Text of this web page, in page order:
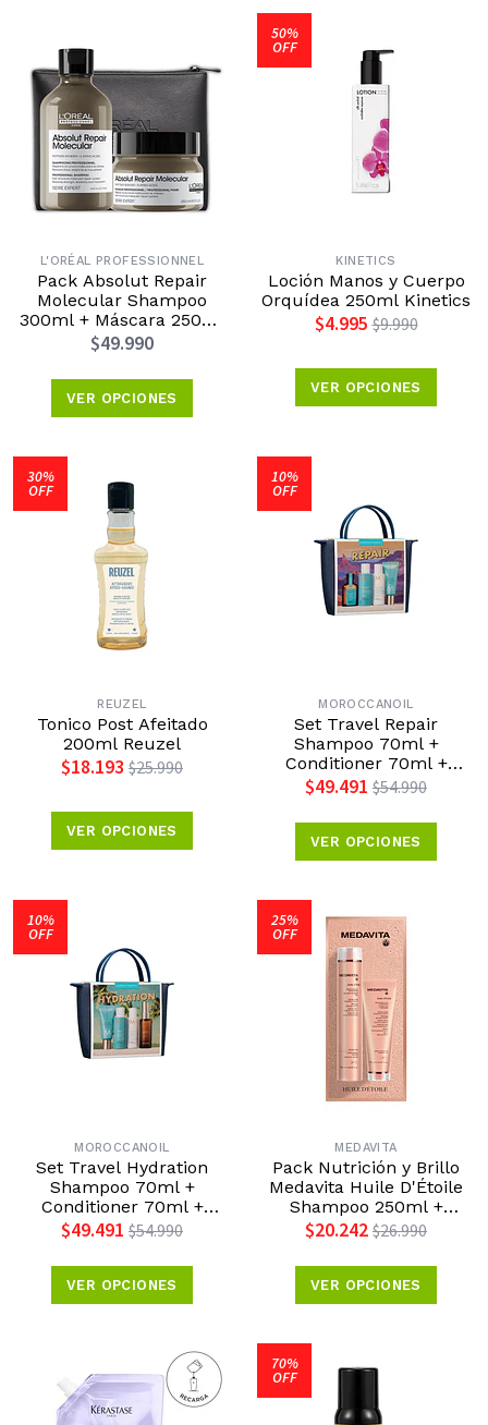
L'ORÉAL PROFESSIONNEL
Pack Absolut Repair
Molecular Shampoo
300ml + Máscara 250ml
L’Oréal Professionnel
Edición Día de la Madre
2026
$49.990
VER OPCIONES
50%
OFF
KINETICS
Loción Manos y Cuerpo
Orquídea 250ml Kinetics
$4.995 $9.990
VER OPCIONES
30%
OFF
REUZEL
Tonico Post Afeitado
200ml Reuzel
$18.193 $25.990
VER OPCIONES
10%
OFF
MOROCCANOIL
Set Travel Repair
Shampoo 70ml +
Conditioner 70ml +
Tratamiento Original
25ml + Crema de Manos
40ml Moroccanoil
Edición Día de la Madre
2026
$49.491 $54.990
VER OPCIONES
10%
OFF
MOROCCANOIL
Set Travel Hydration
Shampoo 70ml +
Conditioner 70ml +
Bruma Tratamiento 25ml
+ Crema de Manos 40ml
Moroccanoil Edición Día
de la Madre 2026
$49.491 $54.990
VER OPCIONES
25%
OFF
MEDAVITA
Pack Nutrición y Brillo
Medavita Huile D'Étoile
Shampoo 250ml +
Máscara 150ml Medavita
$20.242 $26.990
VER OPCIONES
70%
OFF